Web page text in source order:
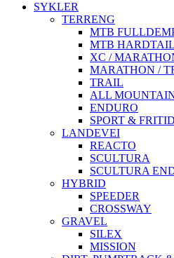
SYKLER
TERRENG
MTB
MTB
XC /
MARATHON /
TRAIL
ALL
ENDURO
SPORT & FRITID
LANDEVEI
REACTO
SCULTURA
SCULTURA
HYBRID
SPEEDER
CROSSWAY
GRAVEL
SILEX
MISSION